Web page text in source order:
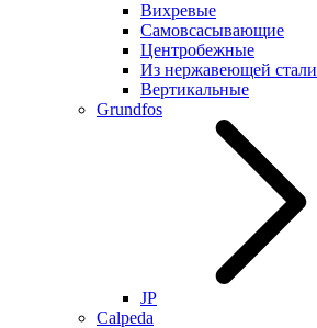
Вихревые
Самовсасывающие
Центробежные
Из нержавеющей стали
Вертикальные
Grundfos
JP
Calpeda